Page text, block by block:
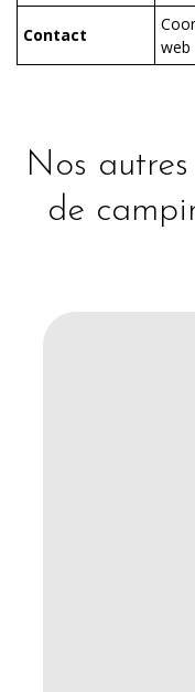
Contact
web
Nos
de